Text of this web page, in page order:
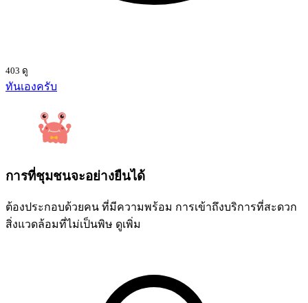
403 ดู
ทันเองครับ
การที่ชุมชนจะอย่างยืนได้
ต้องประกอบด้วยคน ที่มีความพร้อม การเข้าถึงบริการที่สะดวก
สิ่งแวดล้อมที่ไม่เป็นพิษ ดูเพิ่ม